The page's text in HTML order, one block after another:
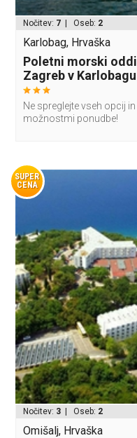
Nočitev: 7 | Oseb: 2
Karlobag, Hrvaška
Poletni morski
Zagreb v Karlobagu
Ne spreglejte vseh opcij
možnostmi ponudbe!
SUPER
CENA
Nočitev: 3 | Oseb: 2
Omišalj, Hrvaška